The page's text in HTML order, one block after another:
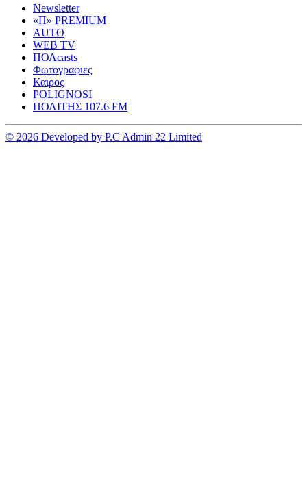
Newsletter
«Π» PREMIUM
AUTO
WEB TV
ΠΟΛcasts
Φωτογραφιες
Καιρος
POLIGNOSI
ΠΟΛΙΤΗΣ 107.6 FM
© 2026 Developed by P.C Admin 22 Limited